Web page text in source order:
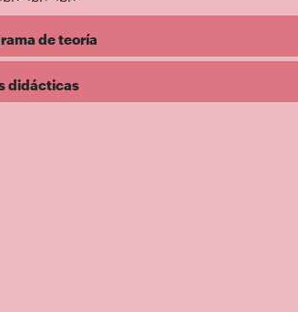
de teoría
didácticas